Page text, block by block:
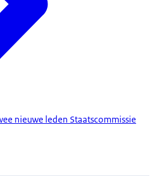
nieuwe leden Staatscommissie